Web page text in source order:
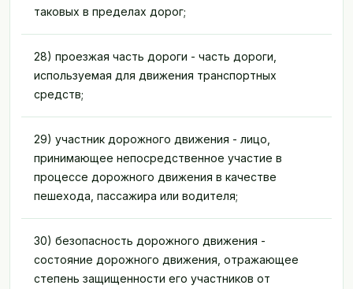
таковых в пределах дорог;
28) проезжая часть дороги - часть дороги,
используемая для движения транспортных
средств;
29) участник дорожного движения - лицо,
принимающее непосредственное участие в
процессе дорожного движения в качестве
пешехода, пассажира или водителя;
30) безопасность дорожного движения -
состояние дорожного движения, отражающее
степень защищенности его участников от